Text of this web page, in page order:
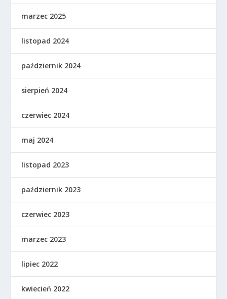
marzec 2025
listopad 2024
październik 2024
sierpień 2024
czerwiec 2024
maj 2024
listopad 2023
październik 2023
czerwiec 2023
marzec 2023
lipiec 2022
kwiecień 2022